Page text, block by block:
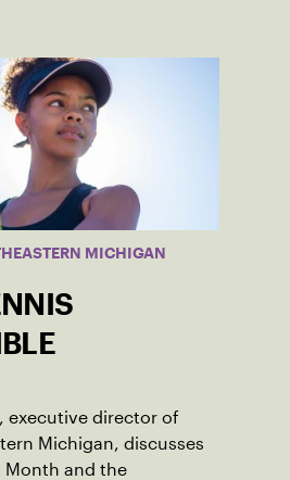
MICHIGAN
executive director of
Michigan, discusses
Month and the